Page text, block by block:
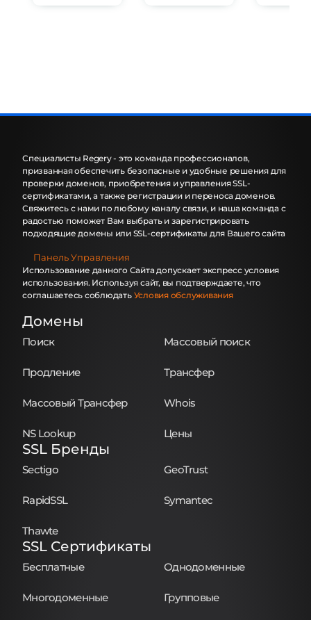
Специалисты Regery - это команда профессионалов,
призванная обеспечить безопасные и удобные решения для
проверки доменов, приобретения и управления SSL-
сертификатами, а также регистрации и переноса доменов.
Свяжитесь с нами по любому каналу связи, и наша команда с
радостью поможет Вам выбрать и зарегистрировать
подходящие домены или SSL-сертификаты для Вашего сайта
Панель Управления
Использование данного Сайта допускает экспресс условия
использования. Используя сайт, вы подтверждаете, что
соглашаетесь соблюдать Условия обслуживания
Домены
Поиск Массовый поиск
Продление Трансфер
Массовый Трансфер Whois
NS Lookup Цены
SSL Бренды
Sectigo GeoTrust
RapidSSL Symantec
Thawte
SSL Сертификаты
Бесплатные Однодоменные
Многодоменные Групповые